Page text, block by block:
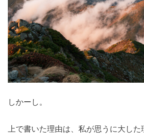
しかーし。
上で書いた理由は、私が思うに大し